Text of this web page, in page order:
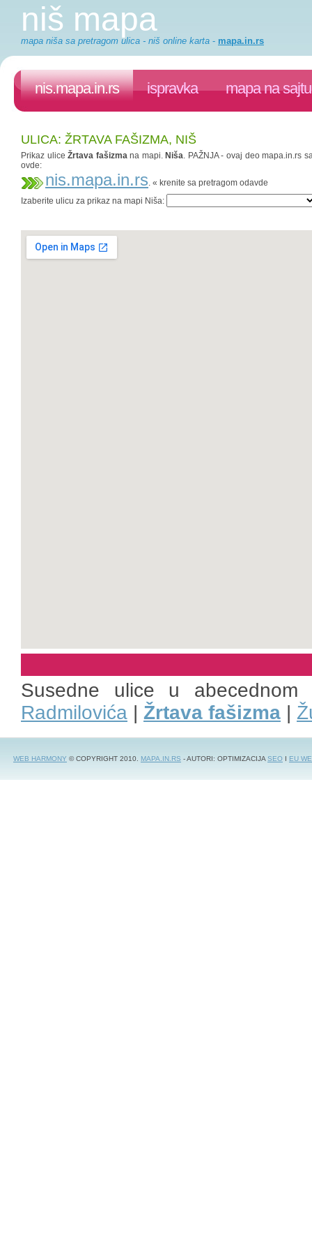
niš mapa
mapa niša sa pretragom ulica - niš online karta - mapa.in.rs
nis.mapa.in.rs ispravka mapa na sajtu
ULICA: ŽRTAVA FAŠIZMA, NIŠ
Prikaz uliceŽrtava fašizmana mapi. Niša. PAŽNJA - ovaj deo mapa.in.rs
ovde:
nis.mapa.in.rs. « krenite sa pretragom odavde
Izaberite ulicu za prikaz na mapi Niša:
Susedne ulice u
Radmilovića | Žrtava fašizma |
WEB HARMONY © COPYRIGHT 2010. MAPA.IN.RS - AUTORI: OPTIMIZACIJASEO I EU